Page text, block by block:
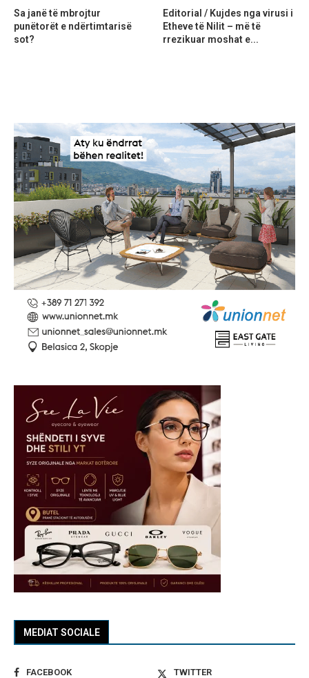
MEDIAT SOCIALE
FACEBOOK
TWITTER
Sa janë të mbrojtur
punëtorët e ndërtimtarisë
sot?
Editorial / Kujdes nga virusi i
Etheve të Nilit – më të
rrezikuar moshat e...